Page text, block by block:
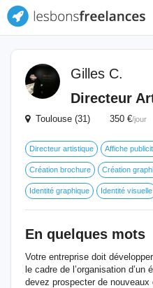
Gilles C.
Directeur
Toulouse (31) 350 €/jour
Directeur artistique Affiche
Création brochure Création
Identité graphique Identité visuelle
En quelques mots
Votre entreprise doit
le cadre de l’organisation d’un
devez prospecter de